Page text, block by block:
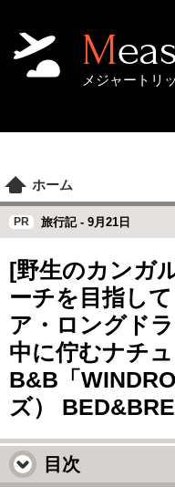
メジャートリ
ホーム
旅行記 - 9月21日
[野生のカンガ
ーチを目指し
ア・ロングド
中に佇むナチ
B&B「
ズ）
目次